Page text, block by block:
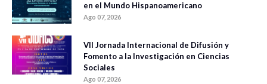
en el Mundo Hispanoamericano
Ago 07, 2026
VII Jornada Internacional de Difusión y
Fomento a la Investigación en Ciencias
Sociales
Ago 07, 2026